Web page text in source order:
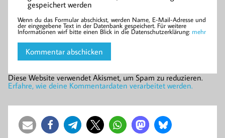
gespeichert werden
Wenn du das Formular abschickst, werden Name, E-Mail-Adresse und
der eingegebene Text in der Datenbank gespeichert. Für weitere
Informationen wirf bitte einen Blick in die Datenschutzerklärung: mehr
Diese Website verwendet Akismet, um Spam zu reduzieren.
Erfahre, wie deine Kommentardaten verarbeitet werden.